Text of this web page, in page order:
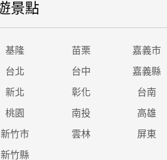
景點
基隆 苗栗 嘉義市
台北 台中 嘉義縣
新北 彰化 台南
桃園 南投 高雄
新竹市 雲林 屏東
新竹縣